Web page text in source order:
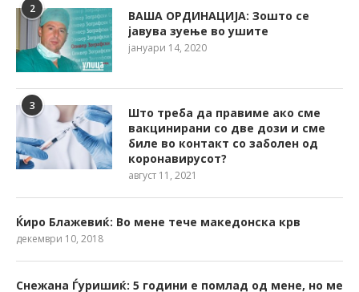
2
ВАША ОРДИНАЦИЈА: Зошто се
јавува зуење во ушите
јануари 14, 2020
3
Што треба да правиме ако сме
вакцинирани со две дози и сме
биле во контакт со заболен од
коронавирусот?
август 11, 2021
Ќиро Блажевиќ: Во мене тече македонска крв
декември 10, 2018
Снежана Ѓуришиќ: 5 години е помлад од мене, но ме